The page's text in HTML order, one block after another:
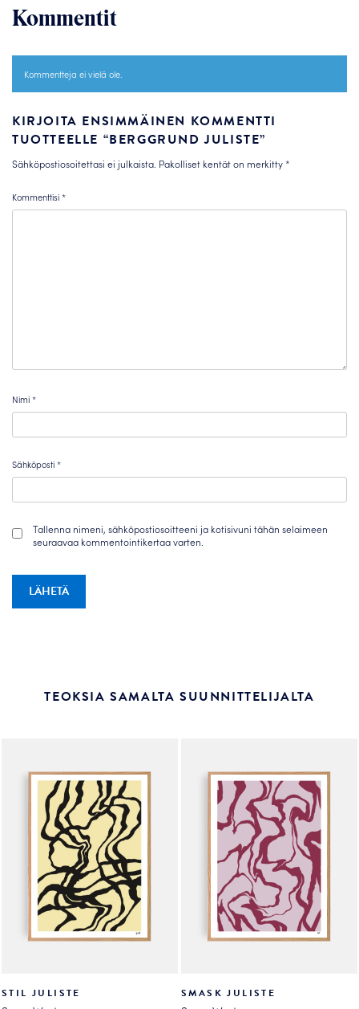
Kommentit
Kommentteja ei vielä ole.
KIRJOITA ENSIMMÄINEN KOMMENTTI
TUOTTEELLE “BERGGRUND JULISTE”
Sähköpostiosoitettasi ei julkaista. Pakolliset kentät on merkitty*
Kommenttisi*
Nimi*
Sähköposti*
Tallenna nimeni, sähköpostiosoitteeni ja kotisivuni tähän selaimeen
seuraavaa kommentointikertaa varten.
TEOKSIA SAMALTA SUUNNITTELIJALTA
STIL JULISTE SMASK JULISTE